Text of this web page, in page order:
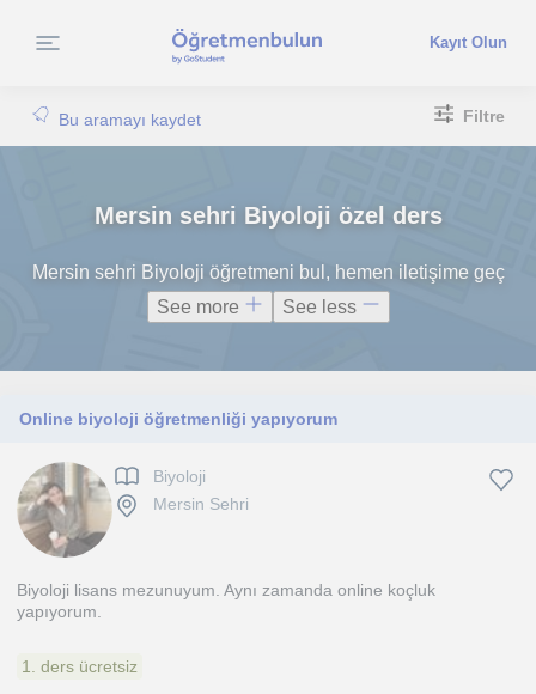
Kayıt Olun
Bu aramayı kaydet Filtre
Mersin sehri Biyoloji özel ders
Mersin sehri Biyoloji öğretmeni bul, hemen iletişime geç
See more
See less
Online biyoloji öğretmenliği yapıyorum
Biyoloji
Mersin Sehri
Biyoloji lisans mezunuyum. Aynı zamanda online koçluk
yapıyorum.
1. ders ücretsiz